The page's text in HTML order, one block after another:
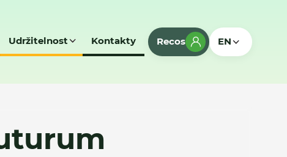
Udržitelnost Kontakty Recos EN